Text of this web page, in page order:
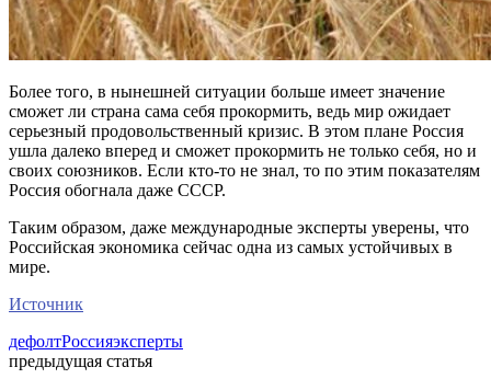
Более того, в нынешней ситуации больше имеет значение
сможет ли страна сама себя прокормить, ведь мир ожидает
серьезный продовольственный кризис. В этом плане Россия
ушла далеко вперед и сможет прокормить не только себя, но и
своих союзников. Если кто-то не знал, то по этим показателям
Россия обогнала даже СССР.
Таким образом, даже международные эксперты уверены, что
Российская экономика сейчас одна из самых устойчивых в
мире.
Источник
дефолтРоссияэксперты
предыдущая статья